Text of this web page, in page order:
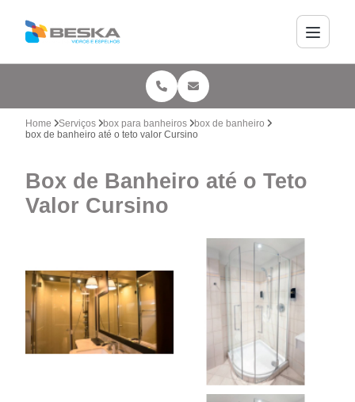
Home Serviços box para banheiros
box de banheiro
box de banheiro até o teto valor Cursino
Box de Banheiro até o Teto
Valor Cursino